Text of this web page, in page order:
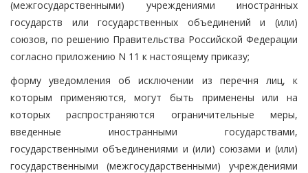
(межгосударственными) учреждениями иностранных
государств или государственных объединений и (или)
союзов, по решению Правительства Российской Федерации
согласно приложению N 11 к настоящему приказу;
форму уведомления об исключении из перечня лиц, к
которым применяются, могут быть применены или на
которых распространяются ограничительные меры,
введенные иностранными государствами,
государственными объединениями и (или) союзами и (или)
государственными (межгосударственными) учреждениями